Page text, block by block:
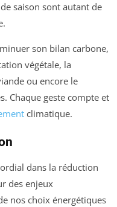
saison sont autant de
son bilan carbone,
végétale, la
ou encore le
Chaque geste compte et
climatique.
dans la réduction
des enjeux
nos choix énergétiques